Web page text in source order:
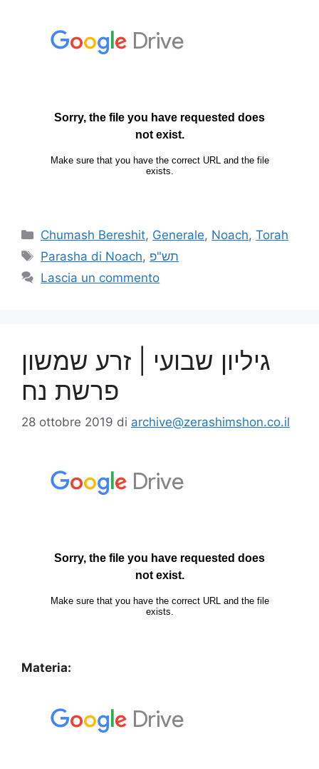
Chumash Bereshit, Generale, Noach,Torah
Parasha di Noach, תש"פ
Lascia un commento
גיליון שבועי | זרע שמשון
פרשת נח
28 ottobre 2019 di archive@zerashimshon.co.il
Materia: